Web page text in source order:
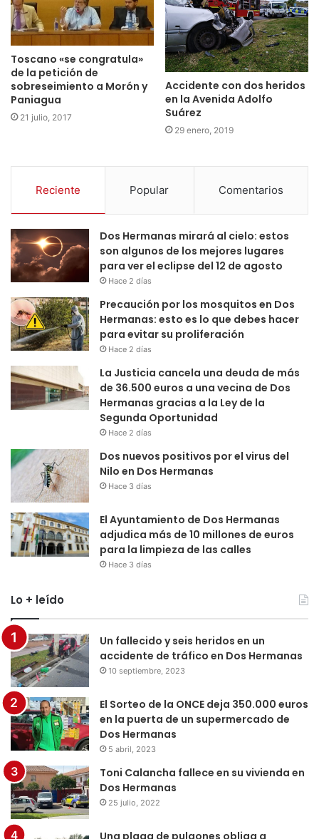
Toscano «se congratula»
de la petición de
sobreseimiento a Morón y
Paniagua
21 julio, 2017
Accidente con dos heridos
en la Avenida Adolfo
Suárez
29 enero, 2019
Reciente Popular Comentarios
Dos Hermanas mirará al cielo: estos
son algunos de los mejores lugares
para ver el eclipse del 12 de agosto
Hace 2 días
Precaución por los mosquitos en Dos
Hermanas: esto es lo que debes hacer
para evitar su proliferación
Hace 2 días
La Justicia cancela una deuda de más
de 36.500 euros a una vecina de Dos
Hermanas gracias a la Ley de la
Segunda Oportunidad
Hace 2 días
Dos nuevos positivos por el virus del
Nilo en Dos Hermanas
Hace 3 días
El Ayuntamiento de Dos Hermanas
adjudica más de 10 millones de euros
para la limpieza de las calles
Hace 3 días
Lo + leído
Un fallecido y seis heridos en un
accidente de tráfico en Dos Hermanas
10 septiembre, 2023
El Sorteo de la ONCE deja 350.000 euros
en la puerta de un supermercado de
Dos Hermanas
5 abril, 2023
Toni Calancha fallece en su vivienda en
Dos Hermanas
25 julio, 2022
Una plaga de pulgones obliga a